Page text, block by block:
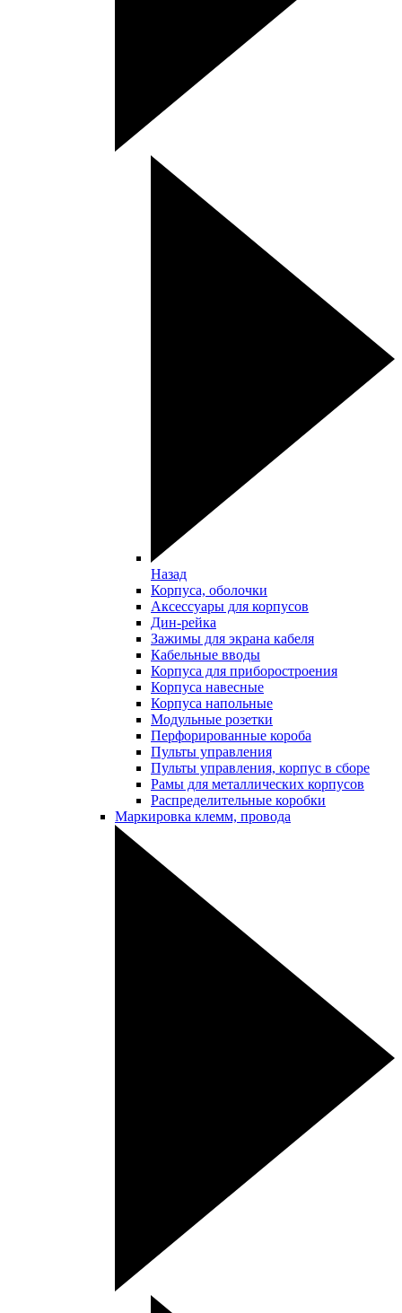
Назад
Корпуса, оболочки
Аксессуары для корпусов
Дин-рейка
Зажимы для экрана кабеля
Кабельные вводы
Корпуса для приборостроения
Корпуса навесные
Корпуса напольные
Модульные розетки
Перфорированные короба
Пульты управления
Пульты управления, корпус в сборе
Рамы для металлических корпусов
Распределительные коробки
Маркировка клемм, провода